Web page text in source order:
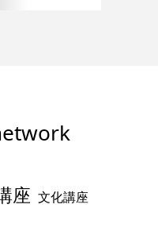
座 文化講座